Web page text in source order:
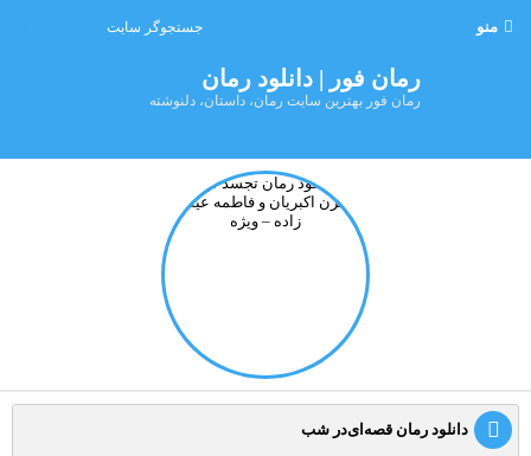
منو
رمان فور | دانلود رمان
رمان فور بهترین سایت رمان، داستان، دلنوشته
دانلود رمان قصه‌ای‌در شب